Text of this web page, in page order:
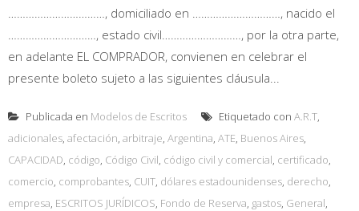
……………………………, domiciliado en …………………………, nacido el
…………………………, estado civil………………………, por la otra parte,
en adelante EL COMPRADOR, convienen en celebrar el
presente boleto sujeto a las siguientes cláusula...
Publicada en Modelos de Escritos Etiquetado con A.R.T,
adicionales, afectación, arbitraje, Argentina, ATE, Buenos Aires,
CAPACIDAD, código, Código Civil, código civil y comercial, certificado,
comercio, comprobantes, CUIT, dólares estadounidenses, derecho,
empresa, ESCRITOS JURÍDICOS, Fondo de Reserva, gastos, General,